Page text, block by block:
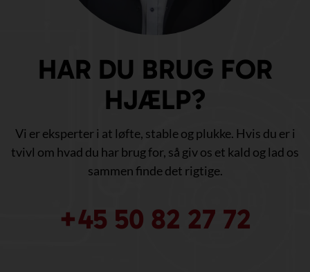
HAR DU BRUG FOR
HJÆLP?
Vi er eksperter i at løfte, stable og plukke. Hvis du er i
tvivl om hvad du har brug for, så giv os et kald og lad os
sammen finde det rigtige.
+45 50 82 27 72